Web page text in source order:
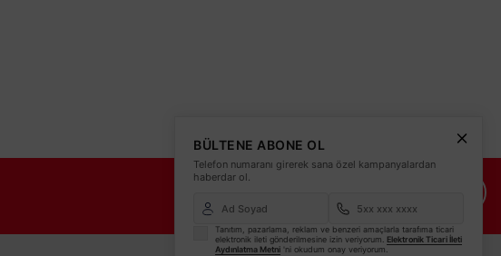
BÜLTENE ABONE OL
Telefon numaranı girerek sana özel kampanyalardan
haberdar ol.
Tanıtım, pazarlama, reklam ve benzeri amaçlarla tarafıma ticari
elektronik ileti gönderilmesine izin veriyorum. Elektronik Ticari İleti
Aydınlatma Metni 'ni okudum onay veriyorum.